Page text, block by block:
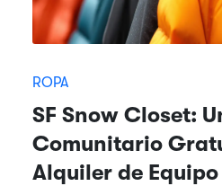
ROPA
SF Snow Closet:
Comunitario
Alquiler de Equipo